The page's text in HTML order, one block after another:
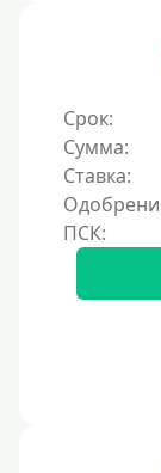
Онлайн
На карту
24/7
Деньги в долг
В долг на карту
Срок
Срок:
Сумма:
Ставка: